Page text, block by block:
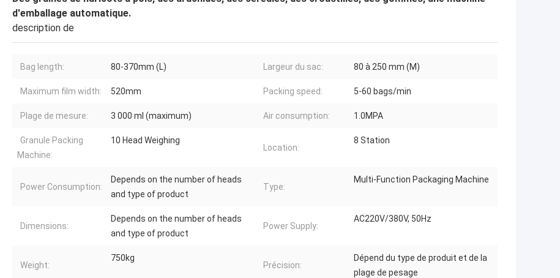
d'emballage automatique.
description de
Bag length: 80-370mm (L) Largeur du sac: 80 à 250 mm (M)
Maximum film width: 520mm Packing speed: 5-60 bags/min
Plage de mesure: 3 000 ml (maximum) Air consumption: 1.0MPA
Granule Packing
Machine:
10 Head Weighing
Location:
8 Station
Power Consumption:
Depends on the number of heads
and type of product
Type:
Multi-Function Packaging Machine
Dimensions:
Depends on the number of heads
and type of product
Power Supply:
AC220V/380V, 50Hz
Weight:
750kg
Précision:
Dépend du type de produit et de la
plage de pesage